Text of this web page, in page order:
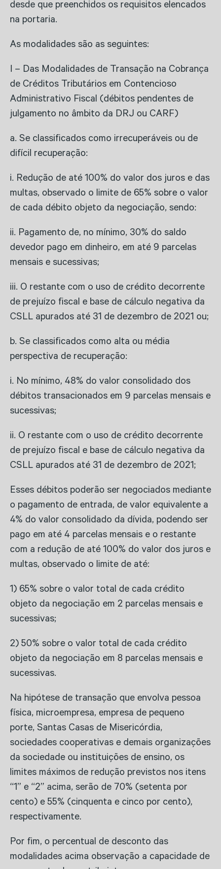
desde que preenchidos os requisitos elencados
na portaria.
As modalidades são as seguintes:
I – Das Modalidades de Transação na Cobrança
de Créditos Tributários em Contencioso
Administrativo Fiscal (débitos pendentes de
julgamento no âmbito da DRJ ou CARF)
a. Se classificados como irrecuperáveis ou de
difícil recuperação:
i. Redução de até 100% do valor dos juros e das
multas, observado o limite de 65% sobre o valor
de cada débito objeto da negociação, sendo:
ii. Pagamento de, no mínimo, 30% do saldo
devedor pago em dinheiro, em até 9 parcelas
mensais e sucessivas;
iii. O restante com o uso de crédito decorrente
de prejuízo fiscal e base de cálculo negativa da
CSLL apurados até 31 de dezembro de 2021 ou;
b. Se classificados como alta ou média
perspectiva de recuperação:
i. No mínimo, 48% do valor consolidado dos
débitos transacionados em 9 parcelas mensais e
sucessivas;
ii. O restante com o uso de crédito decorrente
de prejuízo fiscal e base de cálculo negativa da
CSLL apurados até 31 de dezembro de 2021;
Esses débitos poderão ser negociados mediante
o pagamento de entrada, de valor equivalente a
4% do valor consolidado da dívida, podendo ser
pago em até 4 parcelas mensais e o restante
com a redução de até 100% do valor dos juros e
multas, observado o limite de até:
1) 65% sobre o valor total de cada crédito
objeto da negociação em 2 parcelas mensais e
sucessivas;
2) 50% sobre o valor total de cada crédito
objeto da negociação em 8 parcelas mensais e
sucessivas.
Na hipótese de transação que envolva pessoa
física, microempresa, empresa de pequeno
porte, Santas Casas de Misericórdia,
sociedades cooperativas e demais organizações
da sociedade ou instituições de ensino, os
limites máximos de redução previstos nos itens
“1” e “2” acima, serão de 70% (setenta por
cento) e 55% (cinquenta e cinco por cento),
respectivamente.
Por fim, o percentual de desconto das
modalidades acima observação a capacidade de